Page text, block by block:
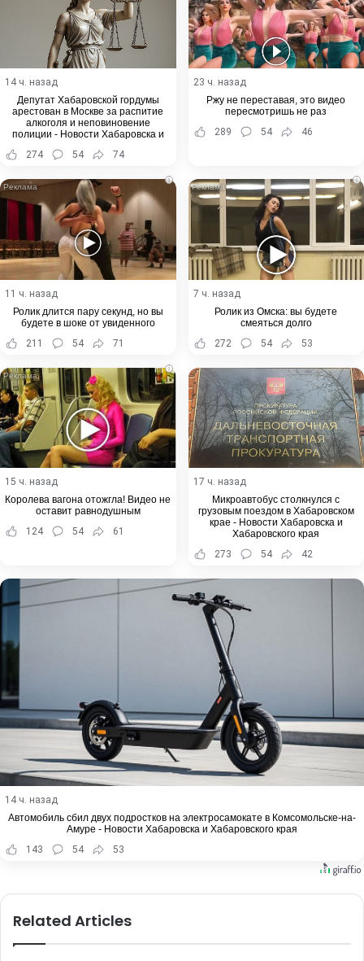
14 ч. назад
Депутат Хабаровской гордумы
арестован в Москве за распитие
алкоголя и неповиновение
полиции - Новости Хабаровска и
274 54 74
23 ч. назад
Ржу не переставая, это видео
пересмотришь не раз
289
54 46
i
11 ч. назад
Ролик длится пару секунд, но вы
будете в шоке от увиденного
211
54 71
i
7 ч. назад
Ролик из Омска: вы будете
смеяться долго
272
54 53
i
15 ч. назад
Королева вагона отожгла! Видео не
оставит равнодушным
124
54 61
17 ч. назад
Микроавтобус столкнулся с
грузовым поездом в Хабаровском
крае - Новости Хабаровска и
Хабаровского края
273
54 42
14 ч. назад
Автомобиль сбил двух подростков на электросамокате в Комсомольске-на-
Амуре - Новости Хабаровска и Хабаровского края
143
54 53
Related Articles